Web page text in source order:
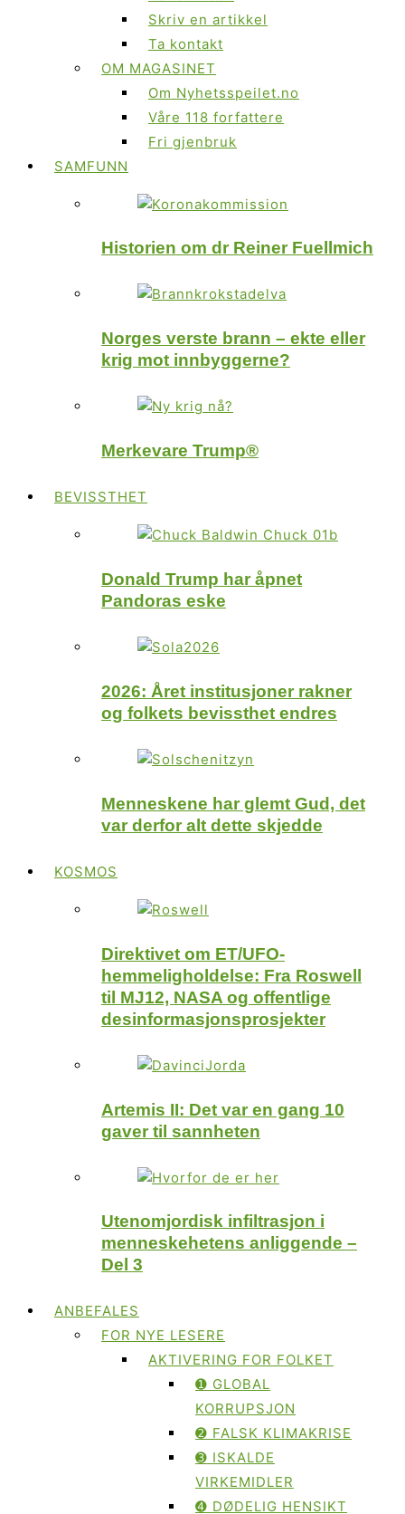
Skriv en artikkel
Ta kontakt
OM MAGASINET
Om Nyhetsspeilet.no
Våre 118 forfattere
Fri gjenbruk
SAMFUNN
Historien om dr Reiner Fuellmich
Norges verste brann – ekte eller
krig mot innbyggerne?
Merkevare Trump®
BEVISSTHET
Donald Trump har åpnet
Pandoras eske
2026: Året institusjoner rakner
og folkets bevissthet endres
Menneskene har glemt Gud, det
var derfor alt dette skjedde
KOSMOS
Direktivet om ET/UFO-
hemmeligholdelse: Fra Roswell
til MJ12, NASA og offentlige
desinformasjonsprosjekter
Artemis II: Det var en gang 10
gaver til sannheten
Utenomjordisk infiltrasjon i
menneskehetens anliggende –
Del 3
ANBEFALES
FOR NYE LESERE
AKTIVERING FOR FOLKET
➊ GLOBAL
KORRUPSJON
➋ FALSK KLIMAKRISE
➌ ISKALDE
VIRKEMIDLER
➍ DØDELIG HENSIKT